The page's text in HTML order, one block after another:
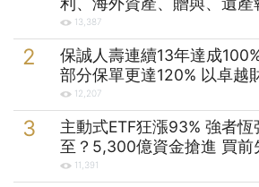
13,387
保誠人壽連續13年達成
部分保單更達120% 以卓越
踐保戶承諾
12,207
主動式ETF狂漲93% 強者
至？5,300億資金搶進 買前
11,391